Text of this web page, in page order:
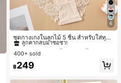
6
ชุดกางเกงในลูกไม้ 5 ชิ้น สำหรับใส่ทุกวั
น
#1 ขายดี
ลูกค้ากลับมาซื้อซ้ำ!
#1 ขายดี
ลูกค้ากลับมาซื้อซ้ำ!
#1 ขายดี
ลูกค้ากลับมาซื้อซ้ำ!
#1 ขายดี
400+ sold
฿249